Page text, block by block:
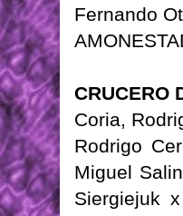
Fernando
CRUCERO
Coria,
Rodrigo
Miguel
Siergiejuk